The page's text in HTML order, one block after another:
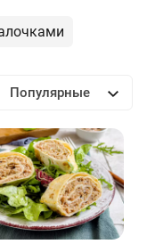
Популярные